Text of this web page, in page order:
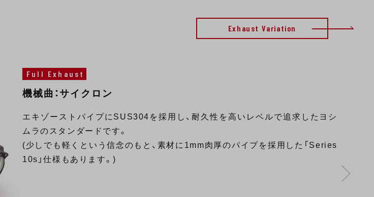
Full Exhaust
機械曲：サイクロン
エキゾーストパイプにSUS304を採用し、耐久性を高いレベルで追求したヨシ
ムラのスタンダードです。
(少しでも軽くという信念のもと、素材に1mm肉厚のパイプを採用した「Series
10s」仕様もあります。)
Exhaust Variation